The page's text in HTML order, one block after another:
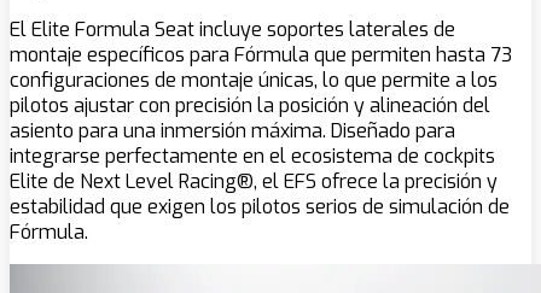
El Elite Formula Seat incluye soportes laterales de
montaje específicos para Fórmula que permiten hasta 73
configuraciones de montaje únicas, lo que permite a los
pilotos ajustar con precisión la posición y alineación del
asiento para una inmersión máxima. Diseñado para
integrarse perfectamente en el ecosistema de cockpits
Elite de Next Level Racing®, el EFS ofrece la precisión y
estabilidad que exigen los pilotos serios de simulación de
Fórmula.